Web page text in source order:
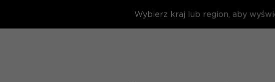
Wybierz kraj lub region, aby